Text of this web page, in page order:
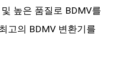
높은 품질로 BDMV를
고의 BDMV 변환기를